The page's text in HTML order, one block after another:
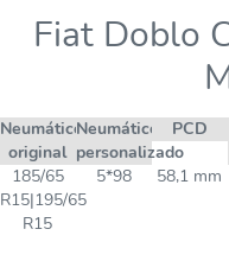
Fiat Doblo
Neumático
original
Neumático
personalizado
PCD
185/65
R15|195/65
R15
5*98 58,1 mm